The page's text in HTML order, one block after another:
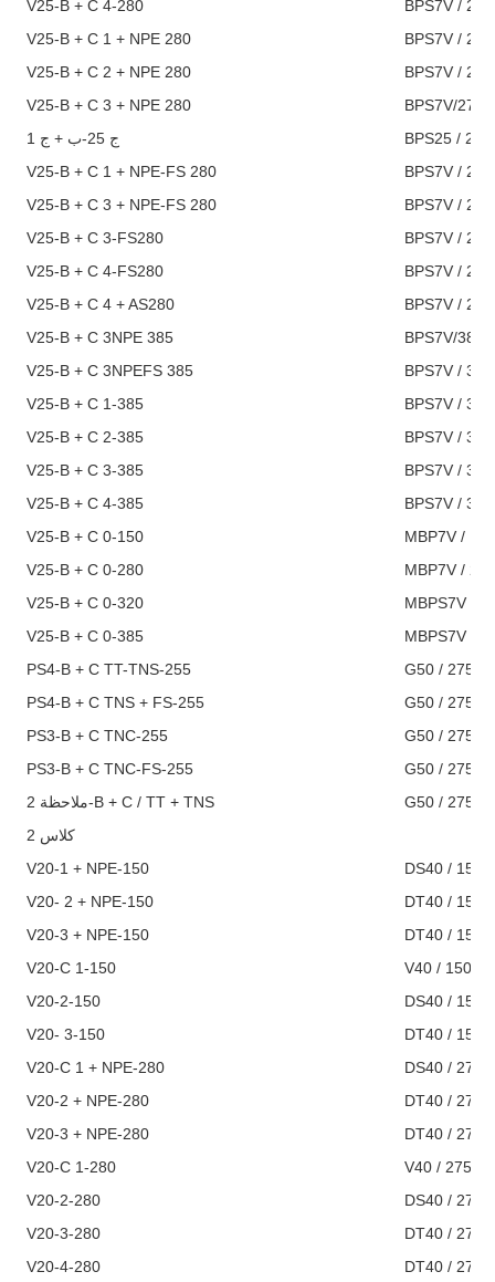
V25-B + C 4-280
BPS7V /
V25-B + C 1 + NPE 280
BPS7V /
V25-B + C 2 + NPE 280
BPS7V /
V25-B + C 3 + NPE 280
BPS7V/275/
ج 25-ب + ج 1
BPS25 / 255
V25-B + C 1 + NPE-FS 280
BPS7V /
V25-B + C 3 + NPE-FS 280
BPS7V /
V25-B + C 3-FS280
BPS7V /
V25-B + C 4-FS280
BPS7V /
V25-B + C 4 + AS280
V25-B + C 3NPE 385
BPS7V/385/
V25-B + C 3NPEFS 385
BPS7V /
V25-B + C 1-385
BPS7V / 385
V25-B + C 2-385
BPS7V /
V25-B + C 3-385
BPS7V /
V25-B + C 4-385
BPS7V /
V25-B + C 0-150
MBP7V /
V25-B + C 0-280
MBP7V /
V25-B + C 0-320
MBPS7V /
V25-B + C 0-385
MBPS7V /
PS4-B + C TT-TNS-255
G50 / 275 /
PS4-B + C TNS + FS-255
G50 / 275 /
PS3-B + C TNC-255
G50 / 275 /
PS3-B + C TNC-FS-255
G50 / 275 /
ملاحظة 2-B + C / TT + TNS
G50 / 275 /
كلاس 2
V20-1 + NPE-150
DS40 / 150-
V20- 2 + NPE-150
DT40 / 150-
V20-3 + NPE-150
DT40 / 150-
V20-C 1-150
V40 / 150 /
V20-2-150
DS40 / 150-
V20- 3-150
DT40 / 150-
V20-C 1 + NPE-280
DS40 / 275-
V20-2 + ​​NPE-280
DT40 / 275-
V20-3 + NPE-280
DT40 / 275-
V20-C 1-280
V40 / 275 /
V20-2-280
DS40 / 275-
V20-3-280
DT40 / 275-
V20-4-280
DT40 / 275-